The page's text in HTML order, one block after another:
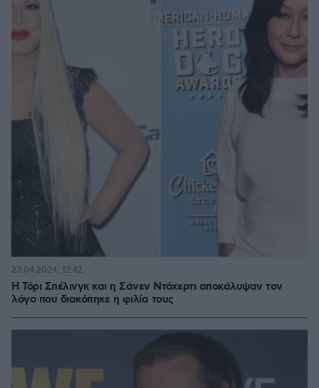
Η Τόρι Σπέλινγκ και η Σάνεν Ντόχερτι αποκάλυψαν τον
λόγο που διακόπηκε η φιλία τους
23.04.2024, 12:42